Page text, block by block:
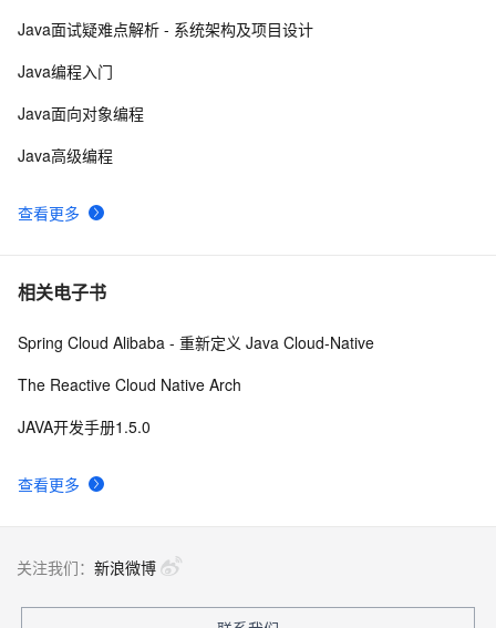
10Eclipse+Jboss报java.lang.OutOfMemoryError：
查看更多
Java面试疑难点解析 - 系统架构及项目设计
Java编程入门
Java面向对象编程
Java高级编程
相关电子书
查看更多
Spring Cloud Alibaba - 重新定义 Java Cloud-Native
The Reactive Cloud Native Arch
JAVA开发手册1.5.0
关注我们： 新浪微博